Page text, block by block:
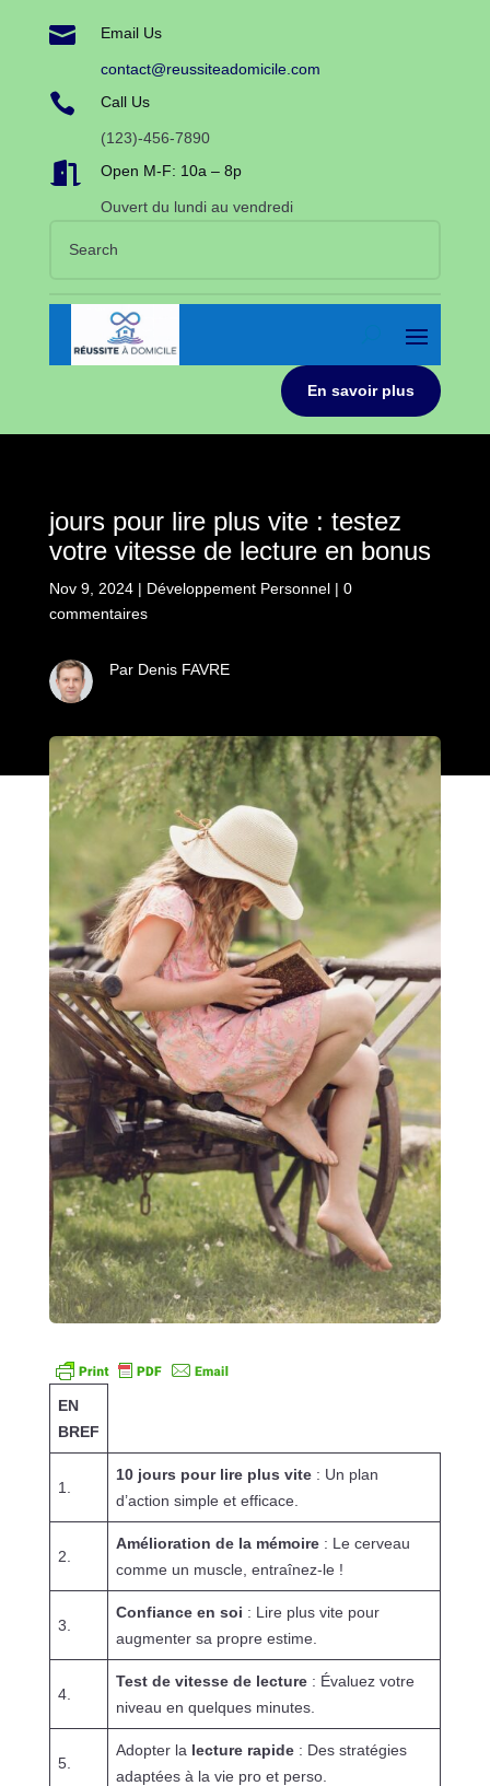
 Email Us
contact@reussiteadomicile.com
 Call Us
(123)-456-7890
 Open M-F: 10a – 8p
Ouvert du lundi au vendredi
En savoir plus
jours pour lire plus vite : testez
votre vitesse de lecture en bonus
Nov 9, 2024| Développement Personnel| 0
commentaires
Par Denis FAVRE
EN
BREF
1.
10 jours pour lire plus vite: Un plan
d’action simple et efficace.
2.
Amélioration de la mémoire: Le cerveau
comme un muscle, entraînez-le !
3.
Confiance en soi : Lire plus vite pour
augmenter sa propre estime.
4.
Test de vitesse de lecture: Évaluez votre
niveau en quelques minutes.
5.
Adopter la lecture rapide: Des stratégies
adaptées à la vie pro et perso.